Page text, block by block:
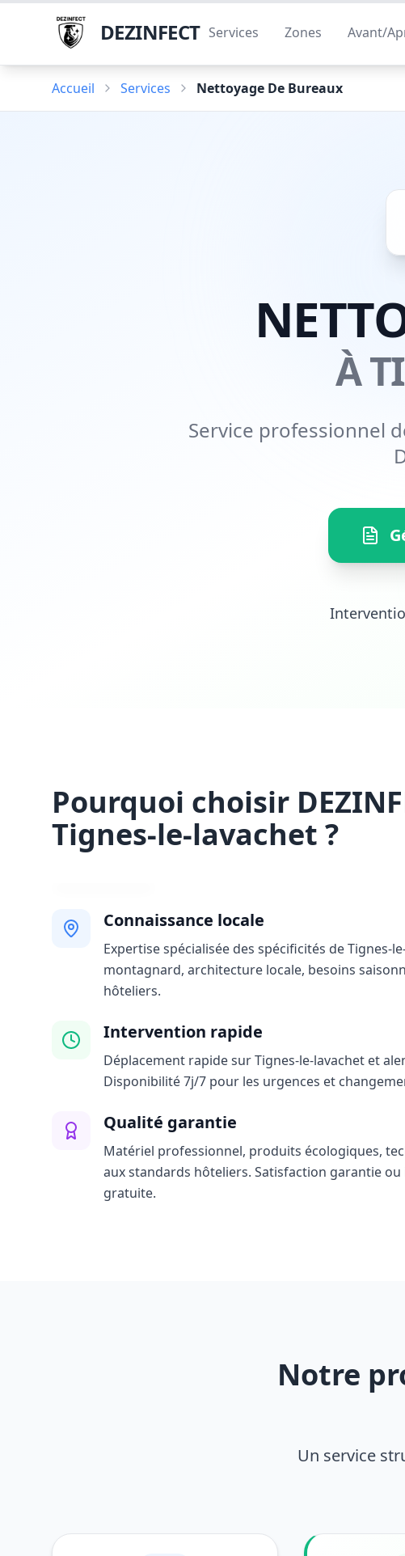
DEZINFECT Services Zones Avant/
Accueil Services Nettoyage De Bureaux
À
Service professionnel
Pourquoi choisir
Tignes-le-lavachet ?
Connaissance locale
Expertise spécialisée des spécificités de Tignes-
montagnard, architecture locale, besoins
hôteliers.
Intervention rapide
Déplacement rapide sur Tignes-le-lavachet et
Disponibilité 7j/7 pour les urgences et
Qualité garantie
Matériel professionnel, produits écologiques,
aux standards hôteliers. Satisfaction garantie
gratuite.
Notre
Un service